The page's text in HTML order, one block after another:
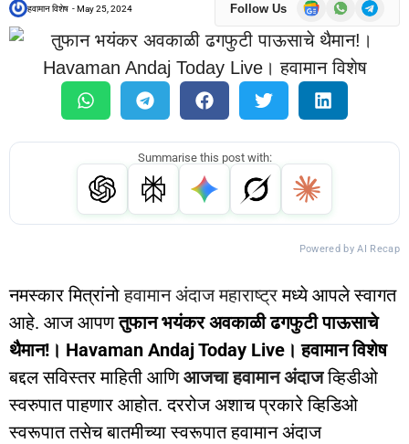
हवामान विशेष -May 25, 2024 Follow Us
Summarise this post with:
Powered by AI Recap
नमस्कार मित्रांनोहवामान अंदाज महाराष्ट्रमध्ये आपले स्वागत
आहे. आज आपणतुफान भयंकर अवकाळी ढगफुटी पाऊसाचे
थैमान!। Havaman Andaj Today Live। हवामान विशेष
बद्दल सविस्तर माहिती आणिआजचा हवामान अंदाजव्हिडीओ
स्वरुपात पाहणार आहोत. दररोज अशाच प्रकारे व्हिडिओ
स्वरूपात तसेच बातमीच्या स्वरूपात हवामान अंदाज